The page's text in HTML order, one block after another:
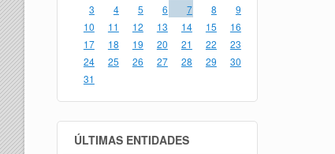
3
4 5 6 7 8
9
10
11 12 13 14 15
16
17
18 19 20 21 22
23
24
25 26 27 28 29
30
31
ÚLTIMAS ENTIDADES